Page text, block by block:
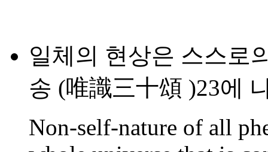
일체의 현상은 스스로
송 (唯識三十頌 )23에
Non-self-nature of all